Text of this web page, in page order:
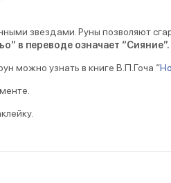
звездами. Руны позволяют
в переводе означает “Сияние”.
можно узнать в книге В.П.Гоча “